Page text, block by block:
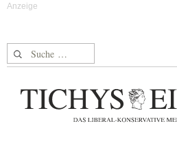
Suche nach: